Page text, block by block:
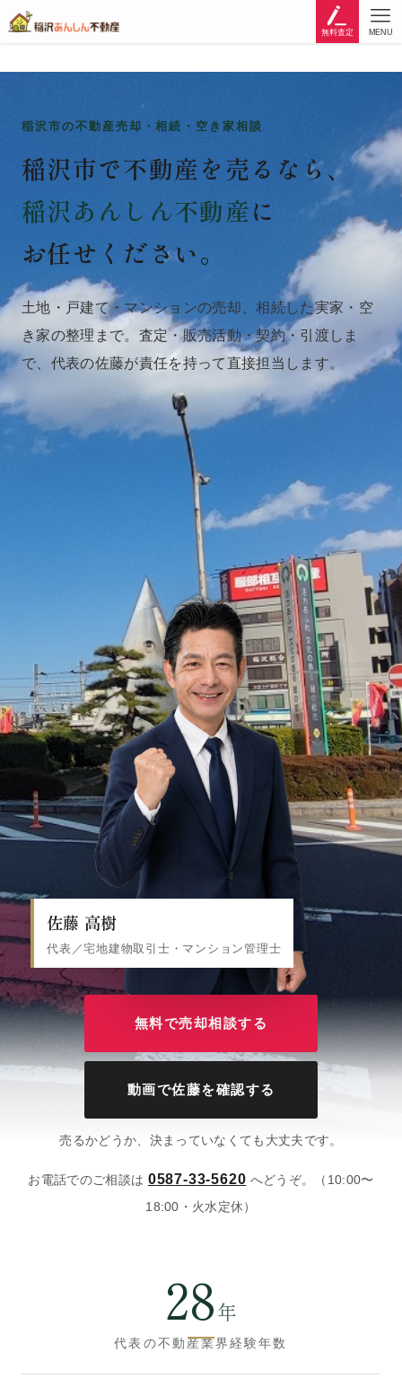
無料査定 MENU
稲沢市の不動産売却・相続・空き家相談
稲沢市で不動産を売るなら、
稲沢あんしん不動産に
お任せください。
土地・戸建て・マンションの売却、相続した実家・空
き家の整理まで。査定・販売活動・契約・引渡しま
で、代表の佐藤が責任を持って直接担当します。
佐藤 高樹
代表／宅地建物取引士・マンション管理士
無料で売却相談する
動画で佐藤を確認する
売るかどうか、決まっていなくても大丈夫です。
お電話でのご相談は 0587-33-5620 へどうぞ。
（10:00〜
18:00・火水定休）
28年
代表の不動産業界経験年数